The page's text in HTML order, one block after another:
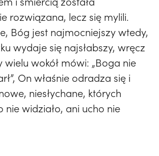
rozwiązana, lecz się mylili.
Bóg jest najmocniejszy wtedy,
wydaje się najsłabszy, wręcz
wielu wokół mówi: „Boga nie
On właśnie odradza się i
niesłychane, których
nie widziało, ani ucho nie